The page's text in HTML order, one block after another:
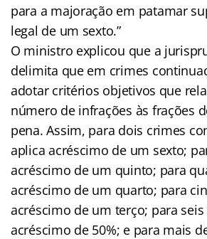
para a majoração em patamar
legal de um sexto.”
O ministro explicou que a
delimita que em crimes
adotar critérios objetivos que
número de infrações às frações
pena. Assim, para dois crimes
aplica acréscimo de um sexto;
acréscimo de um quinto; para
acréscimo de um quarto; para
acréscimo de um terço; para
acréscimo de 50%; e para mais